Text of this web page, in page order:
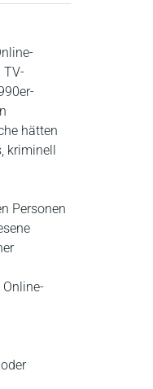
TV-
hätten
kriminell
Personen